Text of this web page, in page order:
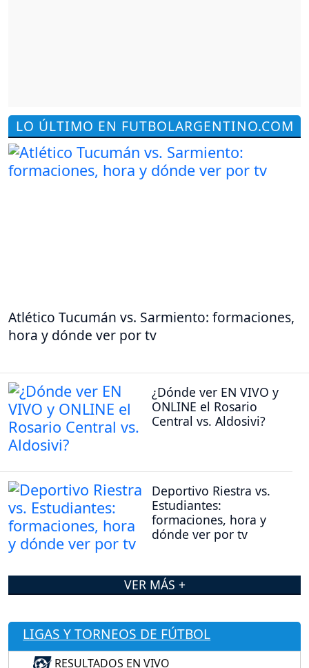
LO ÚLTIMO EN FUTBOLARGENTINO.COM
Atlético Tucumán vs. Sarmiento: formaciones,
hora y dónde ver por tv
¿Dónde ver EN VIVO y
ONLINE el Rosario
Central vs. Aldosivi?
Deportivo Riestra vs.
Estudiantes:
formaciones, hora y
dónde ver por tv
VER MÁS +
LIGAS Y TORNEOS DE FÚTBOL
RESULTADOS EN VIVO